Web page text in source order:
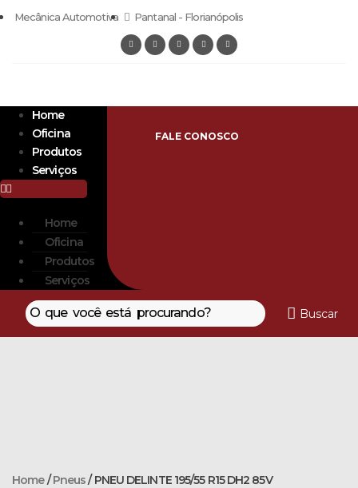
Mecânica Automotiva Pantanal - Florianópolis
Home
Oficina
Produtos
Serviços
Home
Oficina
Produtos
Serviços
FALE CONOSCO
Buscar
Home/Pneus/ PNEU DELINTE 195/55 R15 DH2 85V